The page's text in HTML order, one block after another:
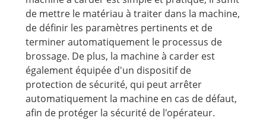
de mettre le matériau à traiter dans la machine,
de définir les paramètres pertinents et de
terminer automatiquement le processus de
brossage. De plus, la machine à carder est
également équipée d'un dispositif de
protection de sécurité, qui peut arrêter
automatiquement la machine en cas de défaut,
afin de protéger la sécurité de l'opérateur.